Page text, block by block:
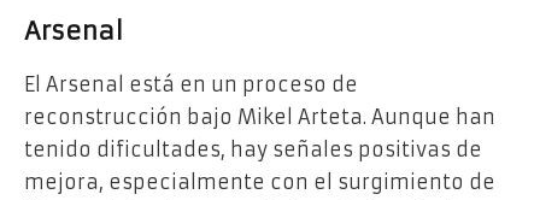
Arsenal
El Arsenal está en un proceso de
reconstrucción bajo Mikel Arteta. Aunque han
tenido dificultades, hay señales positivas de
mejora, especialmente con el surgimiento de